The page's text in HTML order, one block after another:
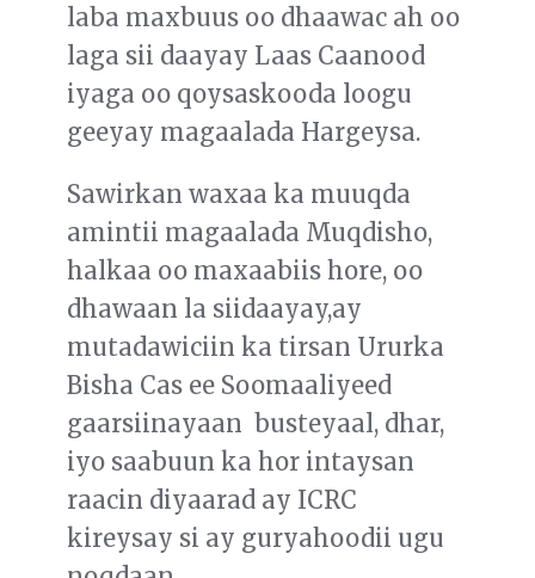
laba maxbuus oo dhaawac ah oo
laga sii daayay Laas Caanood
iyaga oo qoysaskooda loogu
geeyay magaalada Hargeysa.
Sawirkan waxaa ka muuqda
amintii magaalada Muqdisho,
halkaa oo maxaabiis hore, oo
dhawaan la siidaayay,ay
mutadawiciin ka tirsan Ururka
Bisha Cas ee Soomaaliyeed
gaarsiinayaan busteyaal, dhar,
iyo saabuun ka hor intaysan
raacin diyaarad ay ICRC
kireysay si ay guryahoodii ugu